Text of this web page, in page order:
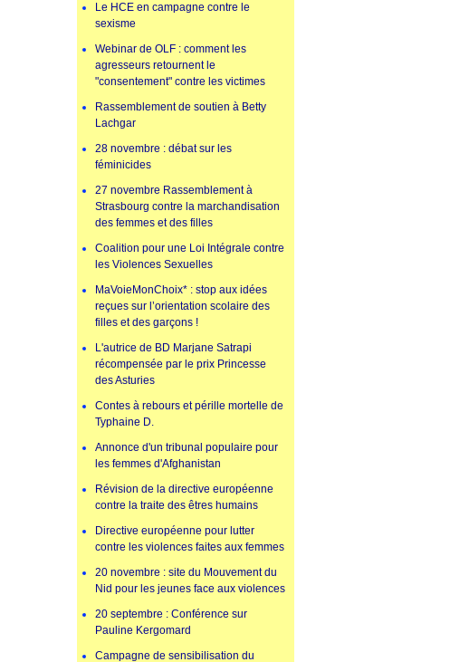
Le HCE en campagne contre le
sexisme
Webinar de OLF : comment les
agresseurs retournent le
"consentement" contre les victimes
Rassemblement de soutien à Betty
Lachgar
28 novembre : débat sur les
féminicides
27 novembre Rassemblement à
Strasbourg contre la marchandisation
des femmes et des filles
Coalition pour une Loi Intégrale contre
les Violences Sexuelles
MaVoieMonChoix* : stop aux idées
reçues sur l’orientation scolaire des
filles et des garçons !
L'autrice de BD Marjane Satrapi
récompensée par le prix Princesse
des Asturies
Contes à rebours et pérille mortelle de
Typhaine D.
Annonce d'un tribunal populaire pour
les femmes d'Afghanistan
Révision de la directive européenne
contre la traite des êtres humains
Directive européenne pour lutter
contre les violences faites aux femmes
20 novembre : site du Mouvement du
Nid pour les jeunes face aux violences
20 septembre : Conférence sur
Pauline Kergomard
Campagne de sensibilisation du